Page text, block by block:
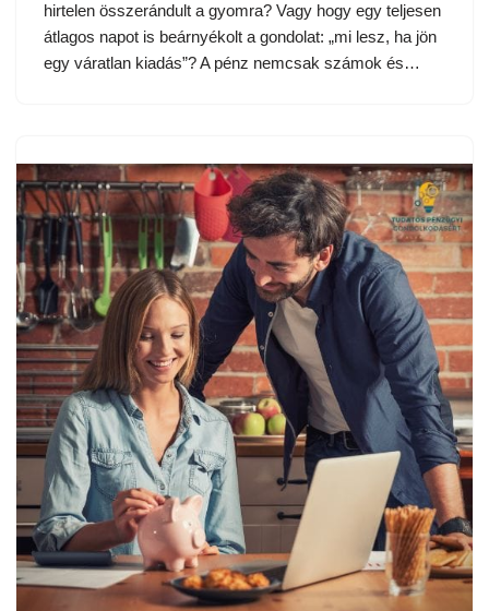
hirtelen összerándult a gyomra? Vagy hogy egy teljesen
átlagos napot is beárnyékolt a gondolat: „mi lesz, ha jön
egy váratlan kiadás”? A pénz nemcsak számok és…